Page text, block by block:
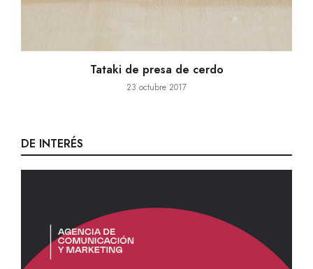
Tataki de presa de cerdo
23 octubre 2017
DE INTERÉS